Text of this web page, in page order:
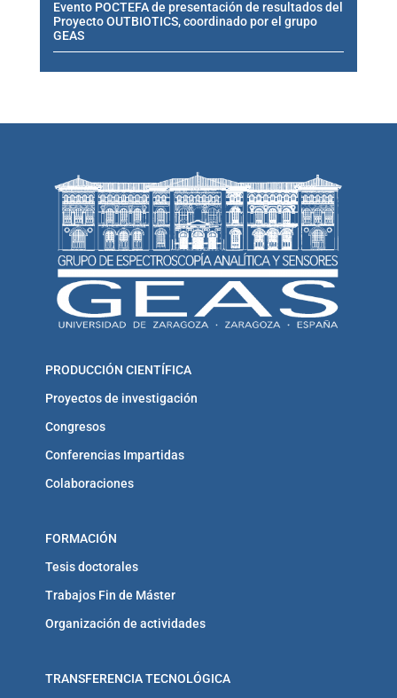
Evento POCTEFA de presentación de resultados del
Proyecto OUTBIOTICS, coordinado por el grupo
GEAS
PRODUCCIÓN CIENTÍFICA
Proyectos de investigación
Congresos
Conferencias Impartidas
Colaboraciones
FORMACIÓN
Tesis doctorales
Trabajos Fin de Máster
Organización de actividades
TRANSFERENCIA TECNOLÓGICA